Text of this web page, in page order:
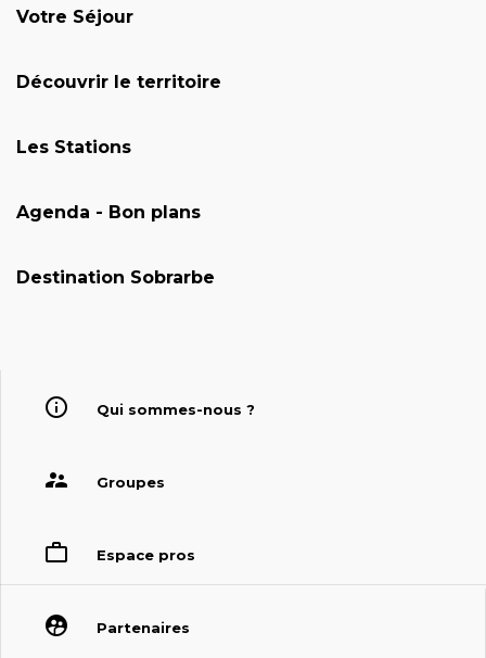
Votre Séjour
Découvrir le territoire
Les Stations
Agenda - Bon plans
Destination Sobrarbe
Qui sommes-nous ?
Groupes
Espace pros
Partenaires